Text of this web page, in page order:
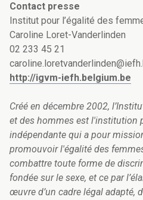
Contact presse
Institut pour l’égalité des
Caroline Loret-Vanderlinden
02 233 45 21
http://igvm-iefh.belgium.be
Créé en décembre 2002,
et des hommes est l'institution
indépendante qui a pour
promouvoir l'égalité des
combattre toute forme de
fondée sur le sexe, et ce par
œuvre d’un cadre légal adapté,